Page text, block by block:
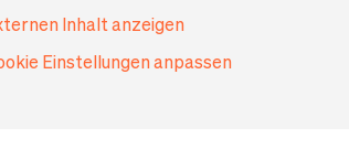
Inhalt anzeigen
Einstellungen anpassen